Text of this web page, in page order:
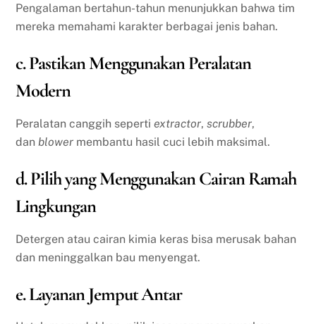
Pengalaman bertahun-tahun menunjukkan bahwa tim
mereka memahami karakter berbagai jenis bahan.
c. Pastikan Menggunakan Peralatan
Modern
Peralatan canggih sepertiextractor,scrubber,
dan blower membantu hasil cuci lebih maksimal.
d. Pilih yang Menggunakan Cairan Ramah
Lingkungan
Detergen atau cairan kimia keras bisa merusak bahan
dan meninggalkan bau menyengat.
e. Layanan Jemput Antar